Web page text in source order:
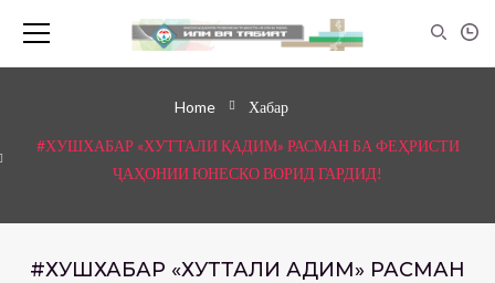
Home Хабар
#ХУШХАБАР «ХУТТАЛИ ҚАДИМ» РАСМАН БА ФЕҲРИСТИ
ҶАҲОНИИ ЮНЕСКО ВОРИД ГАРДИД!
#ХУШХАБАР «ХУТТАЛИ ҚАДИМ» РАСМАН